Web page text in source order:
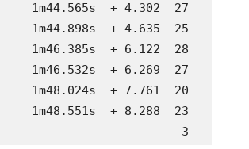
1m44.565s  + 4.302  27
+ 4.635  25
1m46.385s  + 6.122  28
1m46.532s  + 6.269  27
1m48.024s  + 7.761  20
1m48.551s  + 8.288  23
3